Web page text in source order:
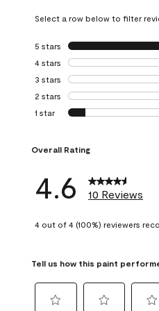
Select a row below to filter
5 stars stars
4 stars stars
3 stars stars
2 stars stars
1 star stars
Overall Rating
4.6 10 Reviews
4 out of 4 (100%) reviewers
Tell us how this paint